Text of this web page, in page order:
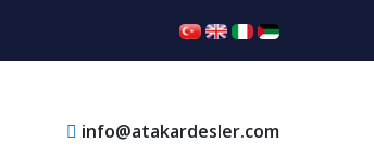
info@atakardesler.com